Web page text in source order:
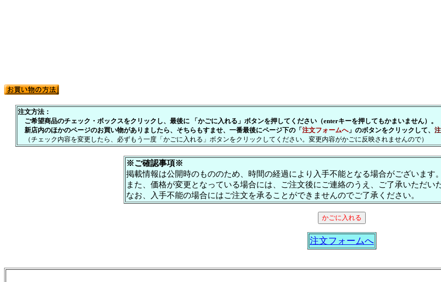
注文方法：
ご希望商品のチェック・ボックスをクリックし、最後に 「かごに入れる」ボタンを押してください（enterキーを押してもかまいません）。
新店内のほかのページのお買い物がありましたら、そちらもすませ、一番最後にページ下の「 注文フォームへ」のボタンをクリックして、
（チェック内容を変更したら、必ずもう一度「かごに入れる」ボタンをクリックしてください。変更内容がかごに反映されませんので）
※ご確認事項※
掲載情報は公開時のもののため、時間の経過により入手不能となる場合がございます。
また、価格が変更となっている場合には、ご注文後にご連絡のうえ、ご了承いただい
なお、入手不能の場合にはご注文を承ることができませんのでご了承ください。
注文フォームへ